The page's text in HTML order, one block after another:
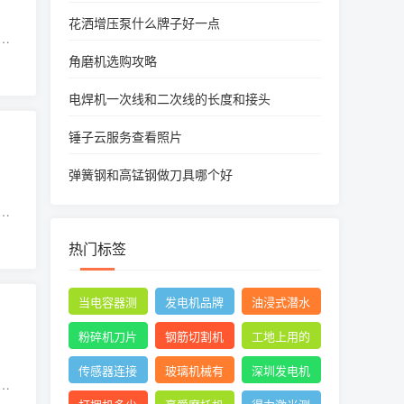
花洒增压泵什么牌子好一点
角磨机选购攻略
电焊机一次线和二次线的长度和接头
锤子云服务查看照片
弹簧钢和高锰钢做刀具哪个好
热门标签
当电容器测
量时万用表
指针摆动后
停止不动
发电机品牌
有哪些
油浸式潜水
泵品牌十大
排名
粉碎机刀片
正确安装方
法图
钢筋切割机
图片
工地上用的
电焊机一般
是直流还是
传感器连接
线
玻璃机械有
限公司官网
深圳发电机
租赁排名前